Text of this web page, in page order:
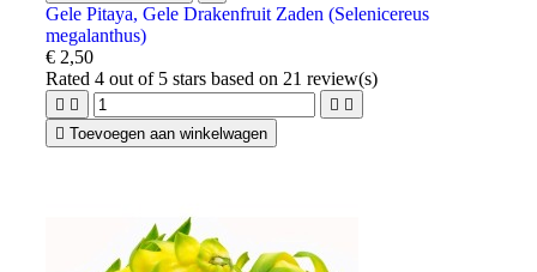
Gele Pitaya, Gele Drakenfruit Zaden (Selenicereus
megalanthus)
€ 2,50
Rated4 out of 5 stars based on 21 review(s)
   
 Toevoegen aan winkelwagen